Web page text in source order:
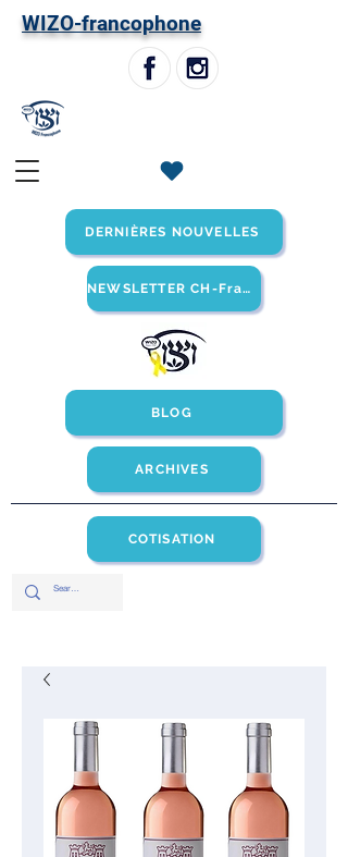
WIZO-francophone
ARCHIVES
DERNIÈRES NOUVELLES
COTISATION
NEWSLETTER CH-Francophone
BLOG